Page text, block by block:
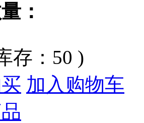
：
存： 50 )
加入购物车